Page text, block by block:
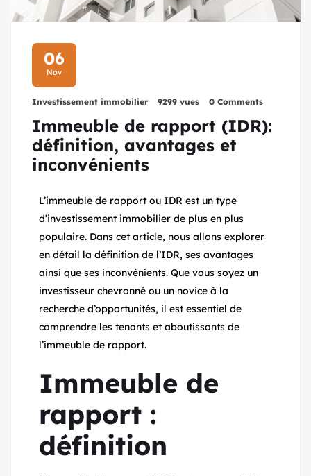
06
Nov
Investissement immobilier 9299 vues 0 Comments
Immeuble de rapport (IDR):
définition, avantages et
inconvénients
L’immeuble de rapport ou IDR est un type
d’investissement immobilier de plus en plus
populaire. Dans cet article, nous allons explorer
en détail la définition de l’IDR, ses avantages
ainsi que ses inconvénients. Que vous soyez un
investisseur chevronné ou un novice à la
recherche d’opportunités, il est essentiel de
comprendre les tenants et aboutissants de
l’immeuble de rapport.
Immeuble de
rapport :
définition